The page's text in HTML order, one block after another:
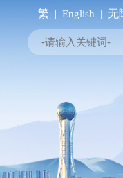
繁 | English | 无